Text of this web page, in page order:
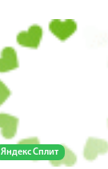
Яндекс Сплит